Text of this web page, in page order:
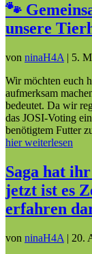
🐾
unsere
von ninaH4A | 5.
Wir möchten euch
aufmerksam
bedeutet. Da wir
das JOSI-Voting
benötigtem Futter
hier weiterlesen
Saga hat
jetzt ist es
erfahren
von ninaH4A | 20.